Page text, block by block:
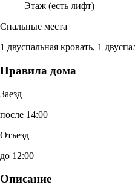
Этаж (есть лифт)
Спальные места
1 двуспальная кровать, 1
Правила дома
Заезд
после 14:00
Отъезд
до 12:00
Описание